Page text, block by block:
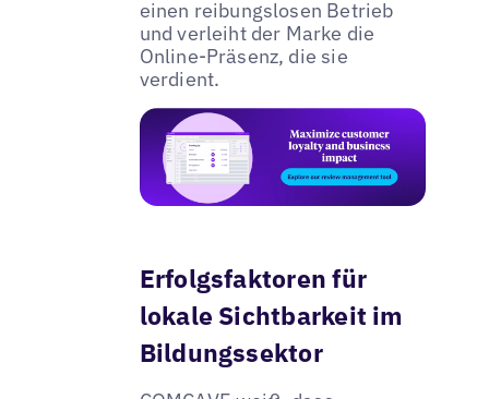
einen reibungslosen Betrieb
und verleiht der Marke die
Online-Präsenz, die sie
verdient.
Erfolgsfaktoren für
lokale Sichtbarkeit im
Bildungssektor